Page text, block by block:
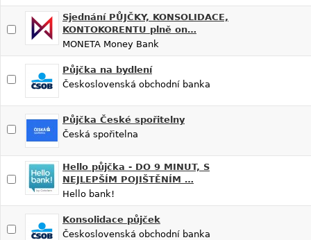
Sjednání PŮJČKY, KONSOLIDACE,
KONTOKORENTU plně on…
MONETA Money Bank
Půjčka na bydlení
Československá obchodní banka
Půjčka České spořitelny
Česká spořitelna
Hello půjčka - DO 9 MINUT, S
NEJLEPŠÍM POJIŠTĚNÍM …
Hello bank!
Konsolidace půjček
Československá obchodní banka